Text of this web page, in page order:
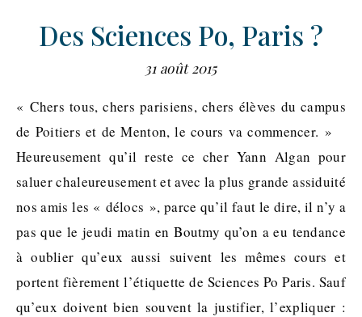
Des Sciences Po, Paris ?
31 août 2015
« Chers tous, chers parisiens, chers élèves du campus
de Poitiers et de Menton, le cours va commencer. »
Heureusement qu’il reste ce cher Yann Algan pour
saluer chaleureusement et avec la plus grande assiduité
nos amis les « délocs », parce qu’il faut le dire, il n’y a
pas que le jeudi matin en Boutmy qu’on a eu tendance
à oublier qu’eux aussi suivent les mêmes cours et
portent fièrement l’étiquette de Sciences Po Paris. Sauf
qu’eux doivent bien souvent la justifier, l’expliquer :